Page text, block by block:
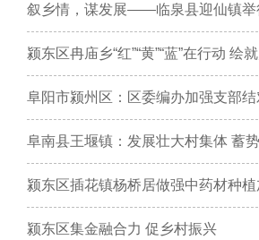
叙乡情，谋发展——临泉县迎仙镇举
颍东区冉庙乡“红”“黄”“蓝”在行动 绘
阜阳市颍州区：区委编办加强支部
阜南县王堰镇：发展壮大村集体 蓄
颍东区插花镇杨桥居做强中药材种
颍东区集金融合力 促乡村振兴